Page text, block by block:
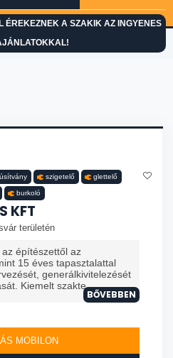
ÉREKEZNEK A SZAKIK AZ INGYENES
szigetelő glettelő
burkoló
KFT
területén
építészettől az
15 éves tapasztalattal
generálkivitelezését
Kiemelt szakte...
BŐVEBBEN
MOBILON